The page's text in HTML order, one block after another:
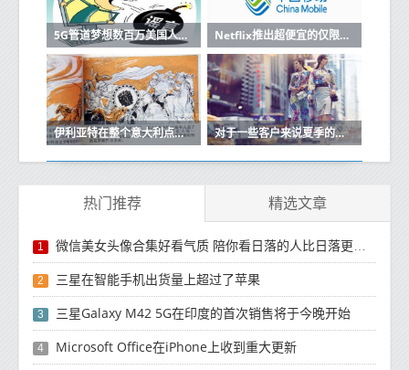
5G管道梦想数百万美国人仍然缺乏宽带 Netflix推出超便宜的仅限移动订阅
伊利亚特在整个意大利点燃了500多个天线就在那里 对于一些客户来说夏季的Wind Tre增加了
热门推荐 精选文章
1 微信美女头像合集好看气质 陪你看日落的人比日落更浪漫
2 三星在智能手机出货量上超过了苹果
3 三星Galaxy M42 5G在印度的首次销售将于今晚开始
4 Microsoft Office在iPhone上收到重大更新